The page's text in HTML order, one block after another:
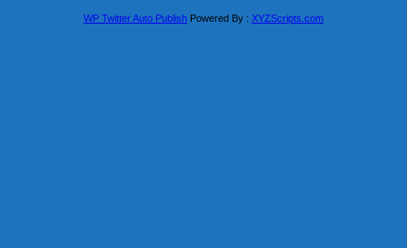
WP Twitter Auto Publish Powered By : XYZScripts.com